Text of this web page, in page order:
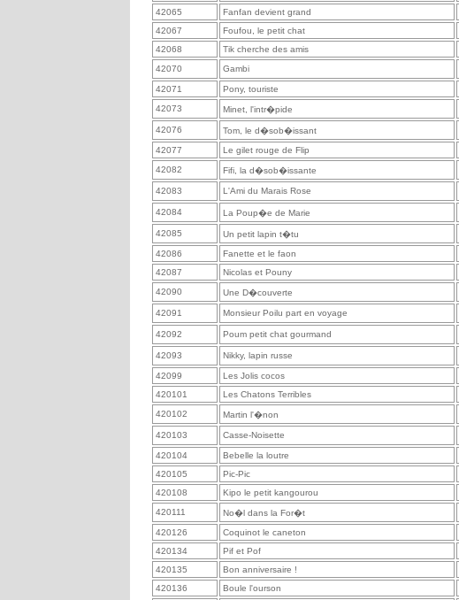
42065 Fanfan devient grand
42067
Foufou, le petit chat
42068
Tik cherche des amis
42070
Gambi
42071
Pony, touriste
42073
Minet, l'intr�pide
42076 Tom, le d�sob�issant
42077 Le gilet rouge de Flip
42082
Fifi, la d�sob�issante
42083 L'Ami du Marais Rose
42084 La Poup�e de Marie
42085 Un petit lapin t�tu
42086 Fanette et le faon
42087
Nicolas et Pouny
42090
Une D�couverte
42091 Monsieur Poilu part en voyage
42092 Poum petit chat gourmand
42093 Nikky, lapin russe
42099
Les Jolis cocos
420101
Les Chatons Terribles
420102
Martin l'�non
420103 Casse-Noisette
420104
Bebelle la loutre
420105
Pic-Pic
420108
Kipo le petit kangourou
420111
No�l dans la For�t
420126 Coquinot le caneton
420134
Pif et Pof
420135
Bon anniversaire !
420136
Boule l'ourson